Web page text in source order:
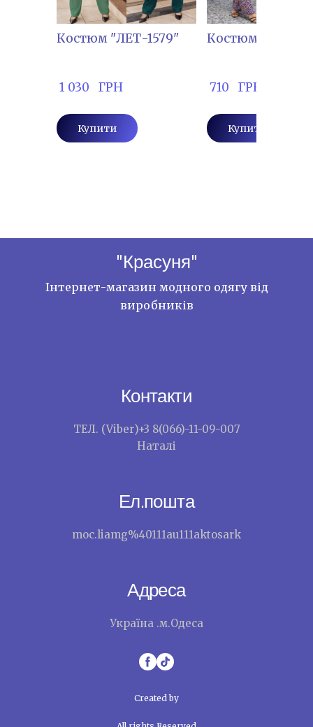
Костюм "ЛЕТ-1579"
1 030   ГРН
Купити
Костюм "ТІМ-
710   ГРН
Купити
"Красуня"
Інтернет-магазин модного одягу від
виробників
Контакти
ТЕЛ. (Viber)+3 8(066)-11-09-007
Наталі
Ел.пошта
moc.liamg%40111au111aktosark
Адреса
Україна .м.Одеса
Created by